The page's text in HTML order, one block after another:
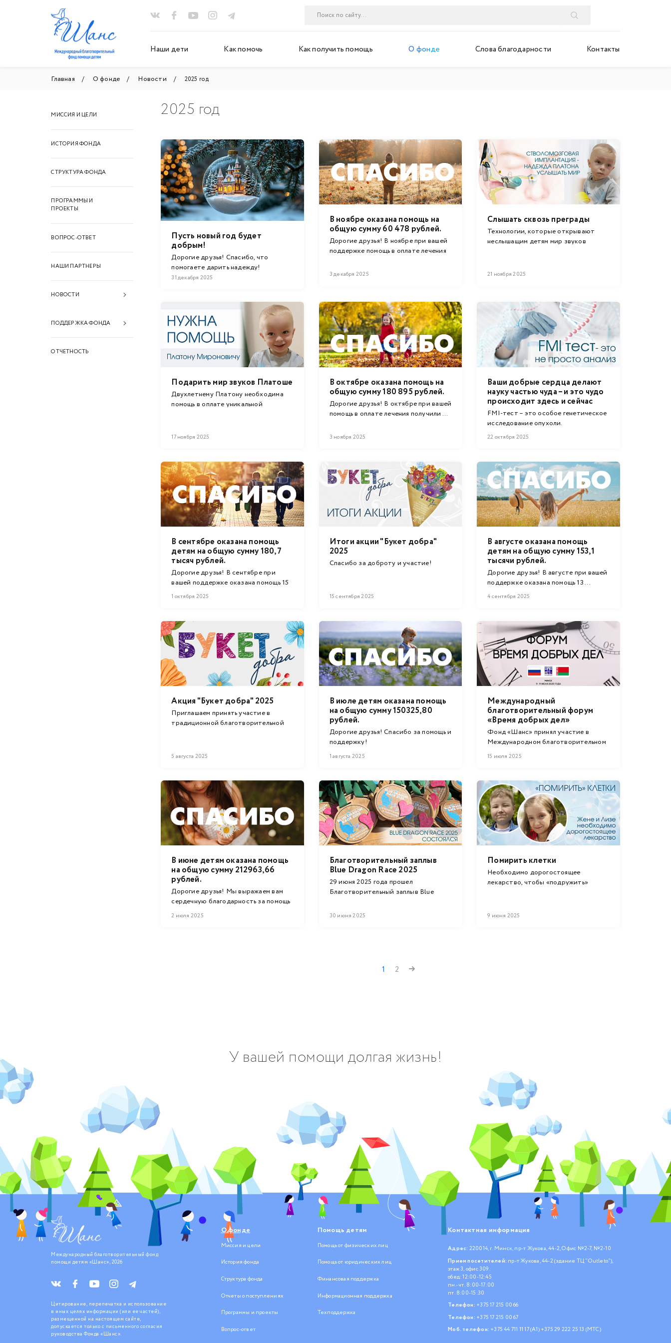
Наши дети Как помочь Как получить помощь О фонде Слова благодарности Контакты
Главная О фонде Новости 2025 год
МИССИЯ И ЦЕЛИ
ИСТОРИЯ ФОНДА
СТРУКТУРА ФОНДА
ПРОГРАММЫ И
ПРОЕКТЫ
ВОПРОС-ОТВЕТ
НАШИ ПАРТНЕРЫ
НОВОСТИ
2025 год
2024 год
ПОДДЕРЖКА ФОНДА
ОТЧЕТНОСТЬ
2025 год
Пусть новый год будет
добрым!
Дорогие друзья! Спасибо, что
помогаете дарить надежду!
31 декабря 2025
В ноябре оказана помощь на
общую сумму 60 478 рублей.
Дорогие друзья! В ноябре при вашей
поддержке помощь в оплате лечения
3 декабря 2025
Слышать сквозь преграды
Технологии, которые открывают
неслышащим детям мир звуков
21 ноября 2025
Подарить мир звуков Платоше
Двухлетнему Платону необходима
помощь в оплате уникальной
17 ноября 2025
В октябре оказана помощь на
общую сумму 180 895 рублей.
Дорогие друзья! В октябре при вашей
помощь в оплате лечения получили ...
3 ноября 2025
Ваши добрые сердца делают
науку частью чуда – и это чудо
происходит здесь и сейчас
FMI-тест – это особое генетическое
исследование опухоли.
22 октября 2025
В сентябре оказана помощь
детям на общую сумму 180,7
тысяч рублей.
Дорогие друзья! В сентябре при
вашей поддержке оказана помощь 15
...1 октября 2025
Итоги акции "Букет добра"
2025
Спасибо за доброту и участие!
15 сентября 2025
В августе оказана помощь
детям на общую сумму 153,1
тысячи рублей.
Дорогие друзья! В августе при вашей
поддержке оказана помощь 13 ...
4 сентября 2025
Акция "Букет добра" 2025
Приглашаем принять участие в
традиционной благотворительной
5 августа 2025
В июле детям оказана помощь
на общую сумму 150325,80
рублей.
Дорогие друзья! Спасибо за помощь и
поддержку!
1 августа 2025
Международный
благотворительный форум
«Время добрых дел»
Фонд «Шанс» принял участие в
Международном благотворительном
форуме ...
15 июля 2025
В июне детям оказана помощь
на общую сумму 212963,66
рублей.
Дорогие друзья! Мы выражаем вам
сердечную благодарность за помощь
и ...
2 июля 2025
Благотворительный заплыв
Blue Dragon Race 2025
29 июня 2025 года прошел
Благотворительный заплыв Blue
30 июня 2025
Помирить клетки
Необходимо дорогостоящее
лекарство, чтобы «подружить»
9 июня 2025
1 2
У вашей помощи долгая жизнь!
Международный благотворительный фонд
помощи детям «Шанс», 2026
Цитирование, перепечатка и использование
в иных целях информации (или ее частей),
размещенной на настоящем сайте,
допускается только с письменного согласия
руководства Фонда «Шанс».
О фонде
Миссия и цели
История фонда
Структура фонда
Отчеты о поступлениях
Программы и проекты
Вопрос-ответ
Помощь детям
Помощь от физических лиц
Помощь от юридических лиц
Финансовая поддержка
Информационная поддержка
Техподдержка
Контактная информация
Адрес: 220014, г. Минск, пр-т Жукова, 44-2, Офис №2-7, №2-10
Прием посетителей: пр-т Жукова, 44-2 (здание ТЦ "Outleto"),
этаж 3, офис 309.
обед: 12:00-12:45
пн.- чт. 8:00-17:00
пт. 8:00-15:30
Телефон: +375 17 215 00 66
Телефон: +375 17 215 00 67
Моб. телефон: +375 44 711 11 17 (А1) +375 29 222 25 13 (МТС)